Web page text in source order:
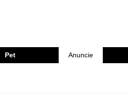
Pet Anuncie